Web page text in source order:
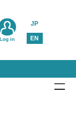
JP
EN
Log in